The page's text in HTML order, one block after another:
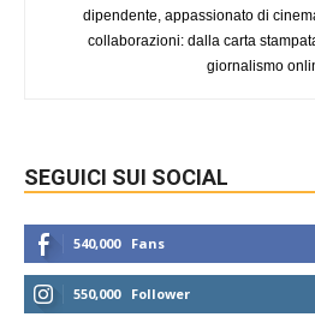
dipendente, appassionato di
collaborazioni: dalla carta
giornalismo
SEGUICI SUI SOCIAL
540,000 Fans
550,000 Follower